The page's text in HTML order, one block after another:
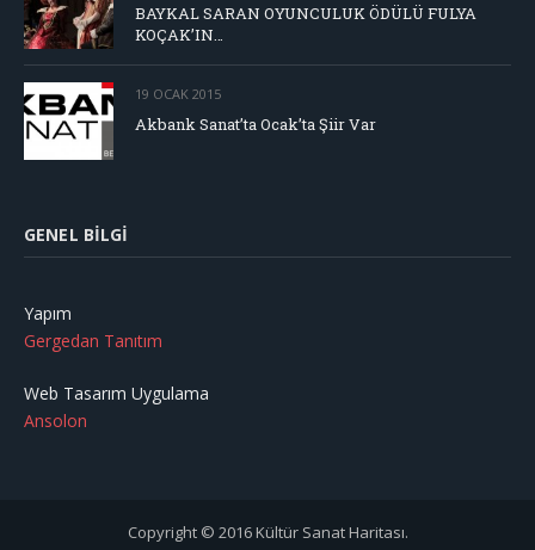
BAYKAL SARAN OYUNCULUK ÖDÜLÜ FULYA
KOÇAK’IN…
19 OCAK 2015
Akbank Sanat’ta Ocak’ta Şiir Var
GENEL BILGI
Yapım
Gergedan Tanıtım
Web Tasarım Uygulama
Ansolon
Copyright © 2016 Kültür Sanat Haritası.